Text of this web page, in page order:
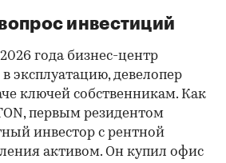
инвестиций
года бизнес-центр
эксплуатацию, девелопер
ключей собственникам. Как
первым резидентом
инвестор с рентной
активом. Он купил офис